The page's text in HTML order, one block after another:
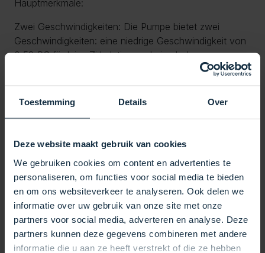
Toestemming Details Over
Deze website maakt gebruik van cookies
We gebruiken cookies om content en advertenties te
personaliseren, om functies voor social media te bieden
en om ons websiteverkeer te analyseren. Ook delen we
informatie over uw gebruik van onze site met onze
partners voor social media, adverteren en analyse. Deze
partners kunnen deze gegevens combineren met andere
informatie die u aan ze heeft verstrekt of die ze hebben
Hauptmerkmale:
Zwei Geschwindigkeiten: Die Pumpe bietet zwei
Geschwindigkeiten: eine niedrige Geschwindigkeit von
0,53 PS für leise Zirkulation und eine hohe
Geschwindigkeit von 2,54 PS für starken Wasserfluss
Hohe Leistung: Mit einem 2,0-PS-Motor und einem 2-
Weitgehend kompatibel: Ausgestattet mit 2 x 2 Zoll
eine einfache Installation in vorhandene Systeme
ermöglicht.
Elektrische Anschlüsse: Die Pumpe wird mit einem 3-
adrigen Kabel geliefert, das vor Ort problemlos durch
Ihre vorhandene Verkabelung ersetzt werden kann.
Technische Daten: